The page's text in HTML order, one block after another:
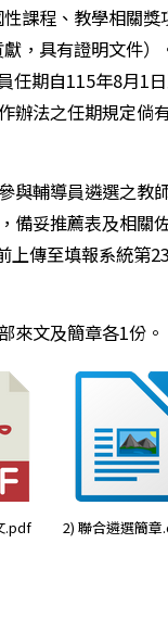
課程、教學相關獎
，具有證明文件）
任期自115年8月1
辦法之任期規定倘
與輔導員遴選之教
備妥推薦表及相關
上傳至填報系統第
來文及簡章各1份。
.pdf 2) 聯合遴選簡